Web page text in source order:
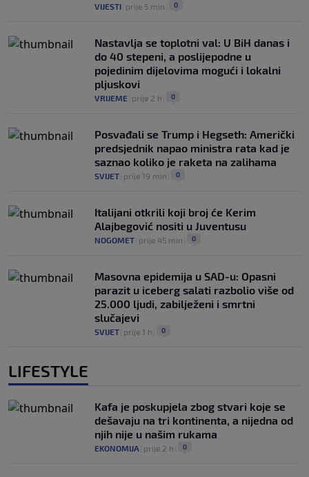
VIJESTI prije 5 min 0
Nastavlja se toplotni val: U BiH danas i
do 40 stepeni, a poslijepodne u
pojedinim dijelovima mogući i lokalni
pljuskovi
VRIJEME prije 2 h 0
Posvađali se Trump i Hegseth: Američki
predsjednik napao ministra rata kad je
saznao koliko je raketa na zalihama
SVIJET prije 19 min 0
Italijani otkrili koji broj će Kerim
Alajbegović nositi u Juventusu
NOGOMET prije 45 min 0
Masovna epidemija u SAD-u: Opasni
parazit u iceberg salati razbolio više od
25.000 ljudi, zabilježeni i smrtni
slučajevi
SVIJET prije 1 h 0
LIFESTYLE
Kafa je poskupjela zbog stvari koje se
dešavaju na tri kontinenta, a nijedna od
njih nije u našim rukama
EKONOMIJA prije 2 h 0